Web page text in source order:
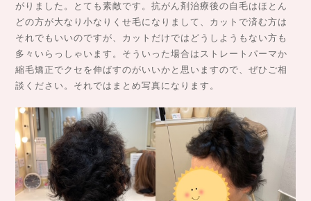
がりました。とても素敵です。抗がん剤治療後の自毛はほとん
どの方が大なり小なりくせ毛になりまして、カットで済む方は
それでもいいのですが、カットだけではどうしようもない方も
多々いらっしゃいます。そういった場合はストレートパーマか
縮毛矯正でクセを伸ばすのがいいかと思いますので、ぜひご相
談ください。それではまとめ写真になります。